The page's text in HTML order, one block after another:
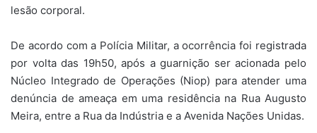
lesão corporal.
De acordo com a Polícia Militar, a ocorrência foi registrada
por volta das 19h50, após a guarnição ser acionada pelo
Núcleo Integrado de Operações (Niop) para atender uma
denúncia de ameaça em uma residência na Rua Augusto
Meira, entre a Rua da Indústria e a Avenida Nações Unidas.